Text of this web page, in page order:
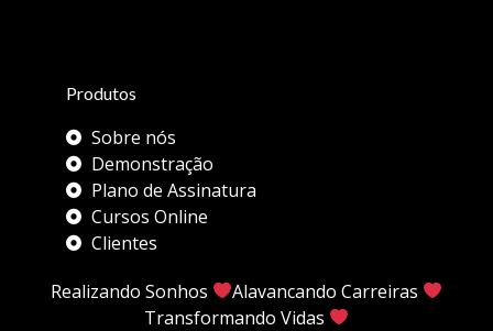
Produtos
Sobre nós
Demonstração
Plano de Assinatura
Cursos Online
Clientes
Realizando Sonhos
Alavancando Carreiras
Transformando Vidas